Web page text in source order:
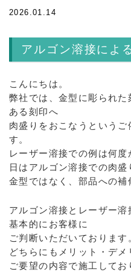
2026.01.14
アルゴン溶接によ
こんにちは。
弊社では、金型に彫られ
ある刻印へ
肉盛りをおこなうという
す。
レーザー溶接での例は何
日はアルゴン溶接での肉盛
金型ではなく、部品への補
アルゴン溶接とレーザー溶
基本的にお客様に
ご判断いただいております
どちらにもメリット・デ
ご要望の内容で施工してお